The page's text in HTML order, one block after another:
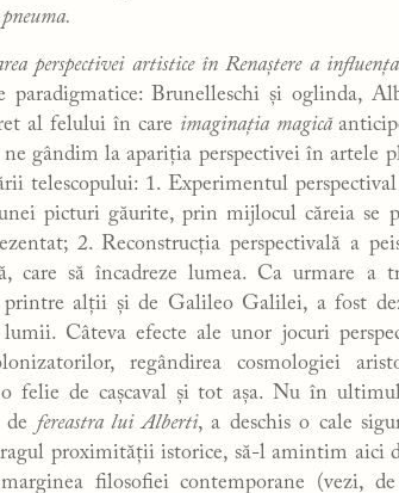
pneuma.
perspectivei artistice în Renaștere a
paradigmatice: Brunelleschi și oglinda,
al felului în care imaginația magică
gândim la apariția perspectivei în artele
telescopului: 1. Experimentul
picturi găurite, prin mijlocul căreia se
2. Reconstrucția perspectivală a
care să încadreze lumea. Ca urmare a
printre alții și de Galileo Galilei, a fost
Câteva efecte ale unor jocuri
regândirea cosmologiei
felie de cașcaval și tot așa. Nu în
de fereastra lui Alberti, a deschis o cale
proximității istorice, să-l amintim aici
filosofiei contemporane (vezi,